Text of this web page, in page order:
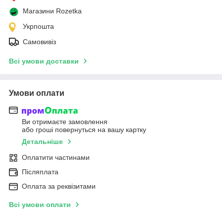
Магазини Rozetka
Укрпошта
Самовивіз
Всі умови доставки
Умови оплати
Ви отримаєте замовлення
або гроші повернуться на вашу картку
Детальніше
Оплатити частинами
Післяплата
Оплата за реквізитами
Всі умови оплати